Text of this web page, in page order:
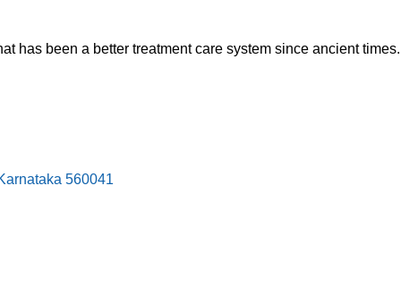
has been a better treatment care system since ancient times.
560041